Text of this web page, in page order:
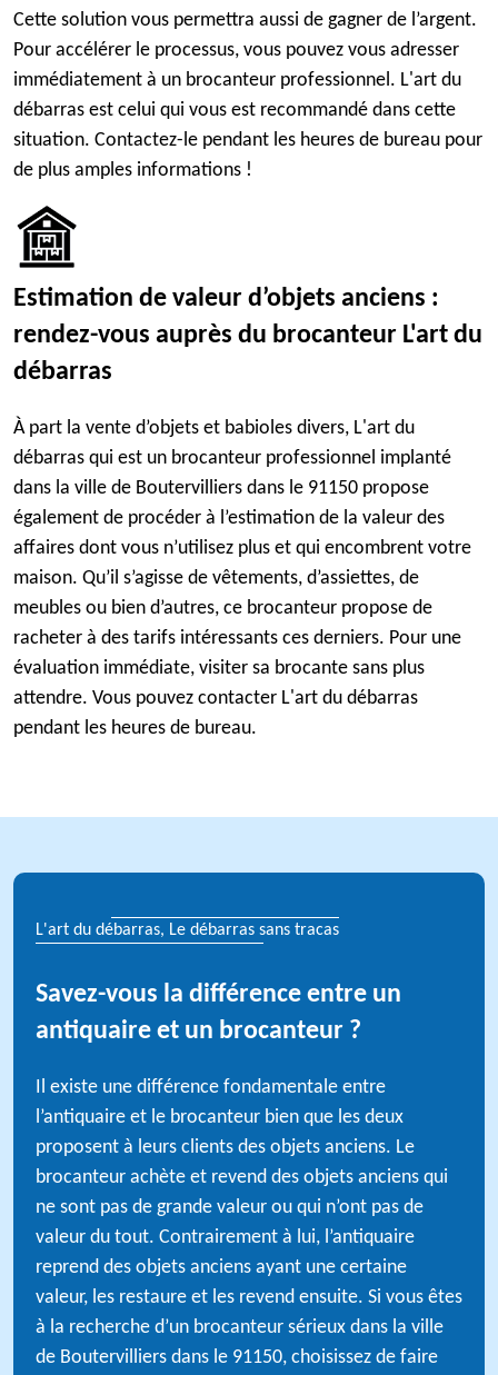
Cette solution vous permettra aussi de gagner de l’argent.
Pour accélérer le processus, vous pouvez vous adresser
immédiatement à un brocanteur professionnel. L'art du
débarras est celui qui vous est recommandé dans cette
situation. Contactez-le pendant les heures de bureau pour
de plus amples informations !
Estimation de valeur d’objets anciens :
rendez-vous auprès du brocanteur L'art du
débarras
À part la vente d’objets et babioles divers, L'art du
débarras qui est un brocanteur professionnel implanté
dans la ville de Boutervilliers dans le 91150 propose
également de procéder à l’estimation de la valeur des
affaires dont vous n’utilisez plus et qui encombrent votre
maison. Qu’il s’agisse de vêtements, d’assiettes, de
meubles ou bien d’autres, ce brocanteur propose de
racheter à des tarifs intéressants ces derniers. Pour une
évaluation immédiate, visiter sa brocante sans plus
attendre. Vous pouvez contacter L'art du débarras
pendant les heures de bureau.
L'art du débarras, Le débarras sans tracas
Savez-vous la différence entre un
antiquaire et un brocanteur ?
Il existe une différence fondamentale entre
l’antiquaire et le brocanteur bien que les deux
proposent à leurs clients des objets anciens. Le
brocanteur achète et revend des objets anciens qui
ne sont pas de grande valeur ou qui n’ont pas de
valeur du tout. Contrairement à lui, l’antiquaire
reprend des objets anciens ayant une certaine
valeur, les restaure et les revend ensuite. Si vous êtes
à la recherche d’un brocanteur sérieux dans la ville
de Boutervilliers dans le 91150, choisissez de faire